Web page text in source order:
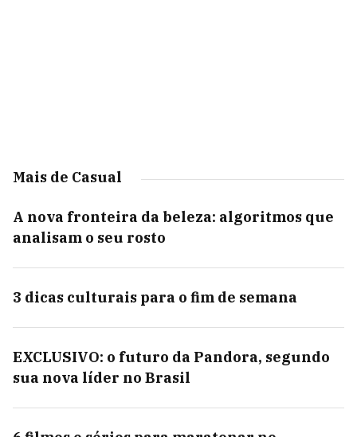
Mais de Casual
A nova fronteira da beleza: algoritmos que
analisam o seu rosto
3 dicas culturais para o fim de semana
EXCLUSIVO: o futuro da Pandora, segundo
sua nova líder no Brasil